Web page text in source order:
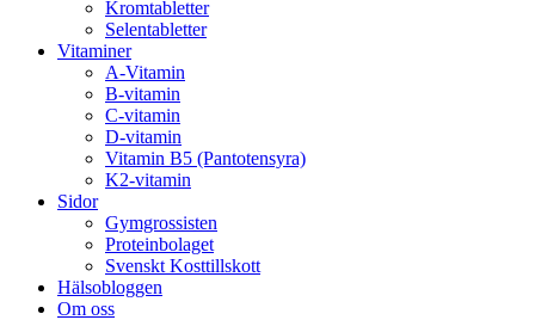
Kromtabletter
Selentabletter
Vitaminer
A-Vitamin
B-vitamin
C-vitamin
D-vitamin
Vitamin B5 (Pantotensyra)
K2-vitamin
Sidor
Gymgrossisten
Proteinbolaget
Svenskt Kosttillskott
Hälsobloggen
Om oss